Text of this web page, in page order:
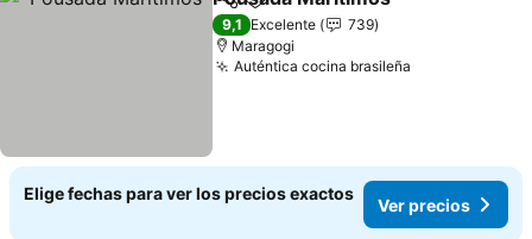
CompartirAgregar a favoritos
9,1 Excelente
739
Maragogi
Auténtica cocina brasileña
Elige fechas para ver los precios exactos
Ver precios